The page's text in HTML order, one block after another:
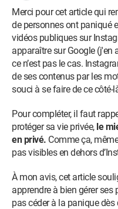
Merci pour cet article qui
de personnes ont paniqué
vidéos publiques sur
apparaître sur Google
ce n’est pas le cas.
de ses contenus par les
souci à se faire de ce côté-
Pour compléter, il faut
protéger sa vie privée, le
en privé. Comme ça,
pas visibles en dehors
À mon avis, cet article
apprendre à bien gérer
pas céder à la panique dès